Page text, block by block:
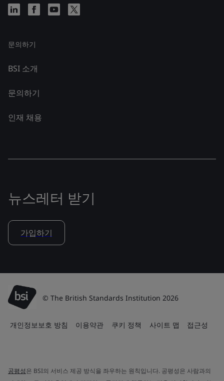
문의하기
BSI 소개
문의하기
인재 채용
뉴스레터 받기
가입하기
© The British Standards Institution 2026
개인정보보호 방침 이용약관 쿠키 정책 사이트 맵 접근성
공평성은 BSI의 서비스 제공 방식을 좌우하는 원칙입니다. 공평성은 사람과의